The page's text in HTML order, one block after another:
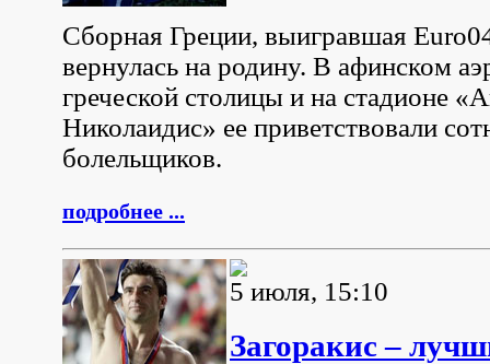
Сборная Греции, выигравшая
вернулась на родину. В афинском
греческой столицы и на стадионе
Николаидис» ее приветствовали
болельщиков.
подробнее ...
5 июля, 15:10
Загоракис –